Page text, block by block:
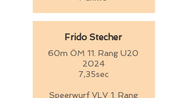
Frido Stecher
60m ÖM 11. Rang U20
2024
7,35sec
Speerwurf VLV 1. Rang